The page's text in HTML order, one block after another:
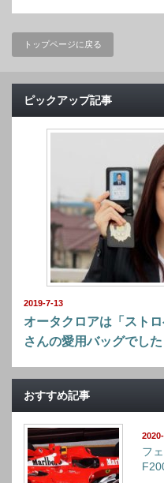
トップページに戻る
ピックアップ記事
2019-7-13
オータクロアは「スト
さんの愛用バッグでした
おすすめ記事
フ